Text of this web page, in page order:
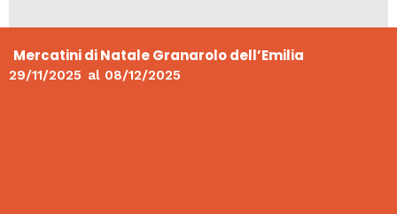
Mercatini di Natale Granarolo dell’Emilia
29/11/2025 al 08/12/2025